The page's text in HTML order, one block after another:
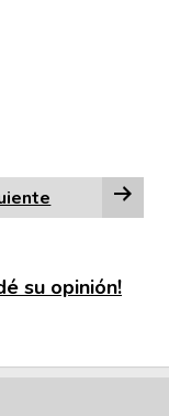
su opinión!